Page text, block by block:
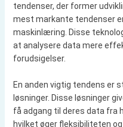
tendenser, der former
mest markante tendenser
maskinlæring. Disse
at analysere data mere
forudsigelser.
En anden vigtig tendens er
løsninger. Disse løsninger
få adgang til deres data fra
hvilket øger fleksibiliteten